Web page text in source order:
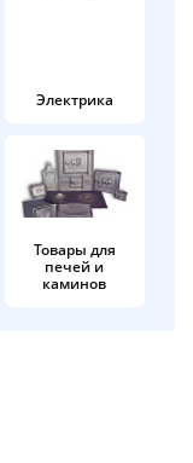
Электрика
Товары для
печей и
каминов
раз в 2